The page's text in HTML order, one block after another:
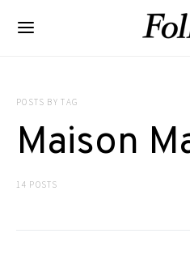
POSTS BY TAG
Maison
14 POSTS